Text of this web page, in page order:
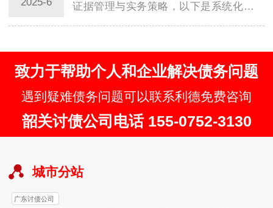
2025-6
证据管理与实务策略，以下是系统化解决
致力于帮助个人和企业解决债务问题
遇到疑难债务问题可以联系利德免费咨询
韶关讨债公司电话 155-0752-3130
城市分站
广东讨债公司